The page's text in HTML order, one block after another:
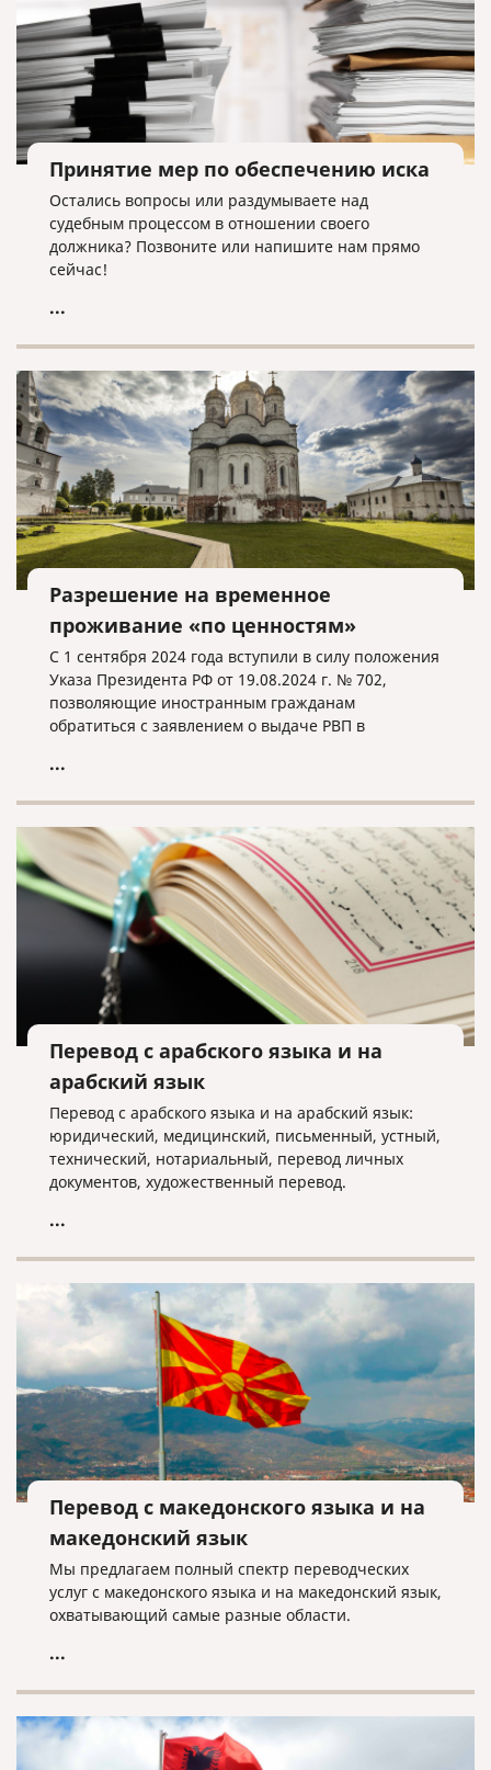
Принятие мер по обеспечению иска
Остались вопросы или раздумываете над
судебным процессом в отношении своего
должника? Позвоните или напишите нам прямо
сейчас!
...
Разрешение на временное
проживание «по ценностям»
С 1 сентября 2024 года вступили в силу положения
Указа Президента РФ от 19.08.2024 г. № 702,
позволяющие иностранным гражданам
обратиться с заявлением о выдаче РВП в
определенных условий.
...
Перевод с арабского языка и на
арабский язык
Перевод с арабского языка и на арабский язык:
юридический, медицинский, письменный, устный,
технический, нотариальный, перевод личных
документов, художественный перевод.
...
Перевод с македонского языка и на
македонский язык
Мы предлагаем полный спектр переводческих
услуг с македонского языка и на македонский язык,
охватывающий самые разные области.
...